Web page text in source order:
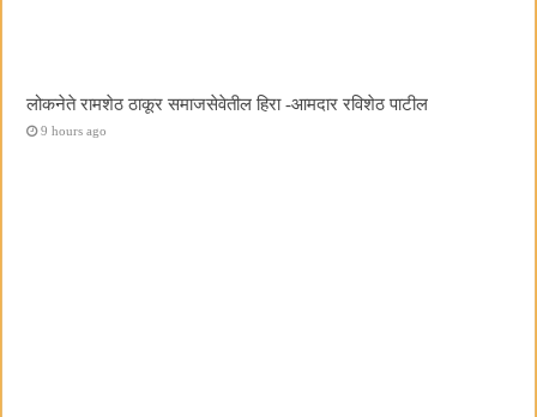
लोकनेते रामशेठ ठाकूर समाजसेवेतील हिरा -आमदार रविशेठ पाटील
9 hours ago